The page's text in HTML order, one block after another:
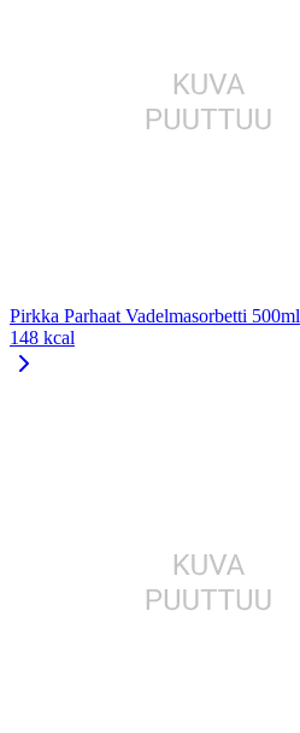
Pirkka Parhaat Vadelmasorbetti 500ml
148 kcal